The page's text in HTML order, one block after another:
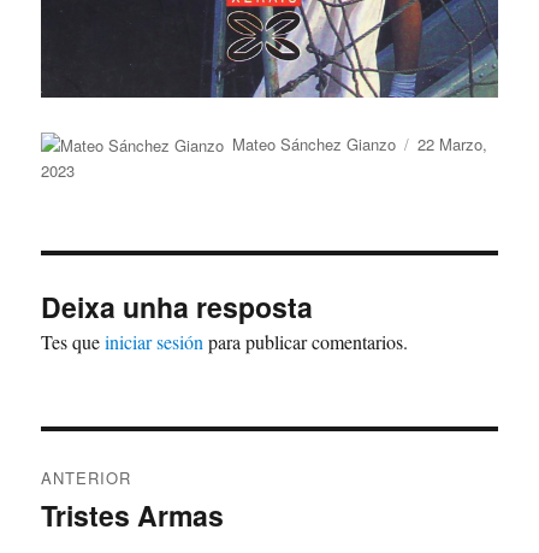
Autor
Mateo Sánchez Gianzo
Publicado
22 Marzo,
2023
Deixa unha resposta
Tes queiniciar sesión para publicar comentarios.
de
ANTERIOR
Artigo
Tristes Armas